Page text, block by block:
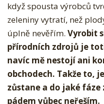
když spousta výrobců
zeleniny vytratí, než
úplně nevěřím. Vyrobit
přírodních zdrojů je
navíc mě nestojí ani
obchodech. Takže to,
zůstane a do jaké
pádem vůbec neřeším.